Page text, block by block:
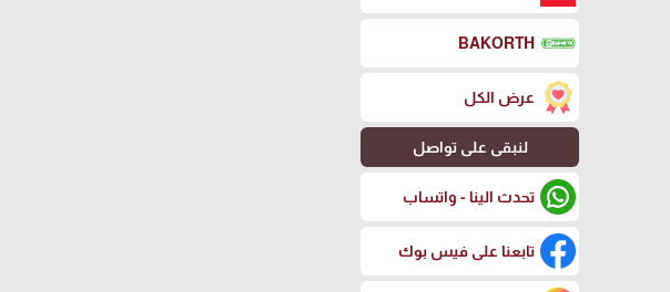
BAKORTH
عرض الكل
لنبقى على تواصل
تحدث الينا - واتساب
تابعنا على فيس بوك